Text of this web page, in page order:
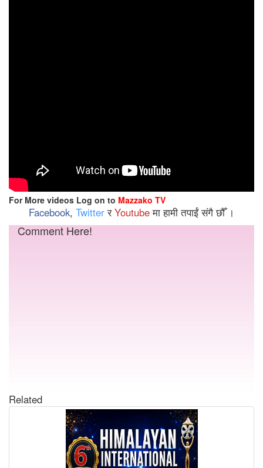
For More videos Log on to Mazzako TV
Facebook, TwitterरYoutubeमा हामी तपाईं संगै छौँ ।
Comment Here!
Related